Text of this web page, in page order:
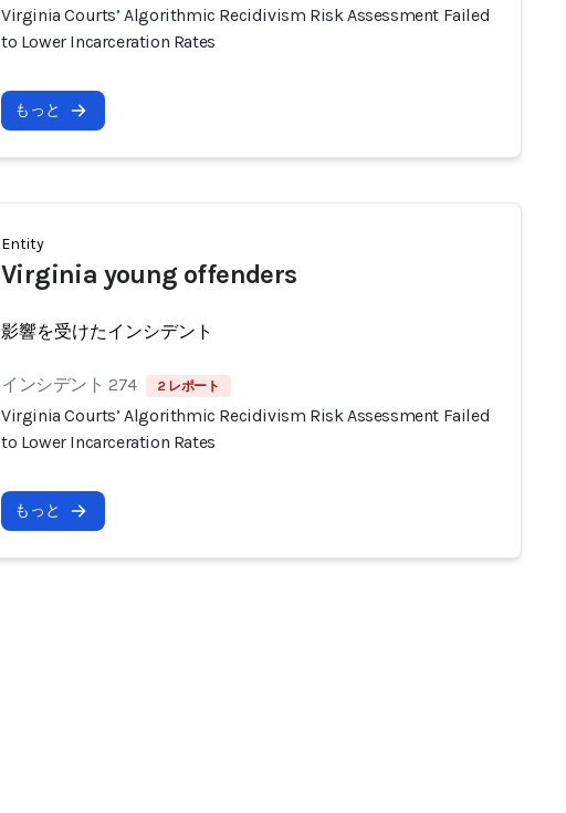
Virginia Courts’ Algorithmic Recidivism Risk Assessment Failed
to Lower Incarceration Rates
もっと
Entity
Virginia young offenders
影響を受けたインシデント
インシデント 274 2 レポート
Virginia Courts’ Algorithmic Recidivism Risk Assessment Failed
to Lower Incarceration Rates
もっと